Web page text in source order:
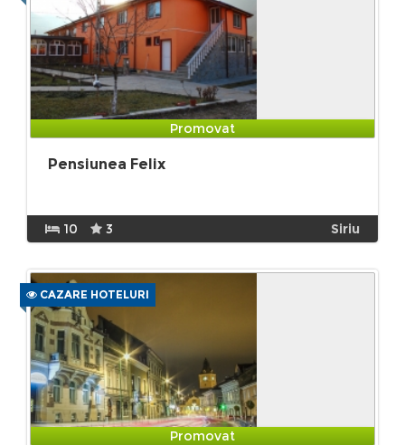
Promovat
Pensiunea Felix
10 3 Siriu
CAZARE HOTELURI
Promovat